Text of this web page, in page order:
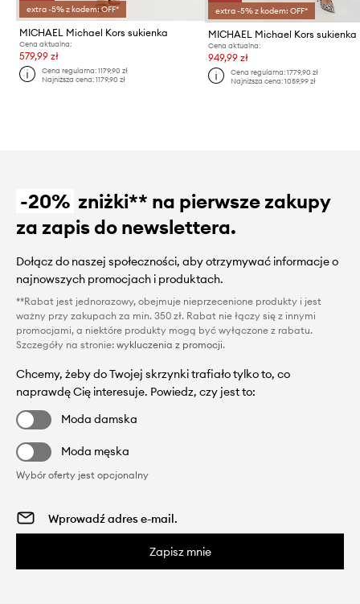
extra -5% z kodem: OFF*
MICHAEL Michael Kors sukienka
Cena aktualna:
579,99 zł
Cena regularna:1179,90 zł
Najniższa cena:1179,90 zł
extra -5% z kodem: OFF*
MICHAEL Michael Kors sukienka
Cena aktualna:
949,99 zł
Cena regularna: 1779,90 zł
Najniższa cena: 1059,99 zł
-20% zniżki** na pierwsze zakupy
za zapis do newslettera.
Dołącz do naszej społeczności, aby otrzymywać informacje o
najnowszych promocjach i produktach.
**Rabat jest jednorazowy, obejmuje nieprzecenione produkty i jest
ważny przy zakupach za min. 350 zł. Rabat nie łączy się z innymi
promocjami, a niektóre produkty mogą być wyłączone z rabatu.
Szczegóły na stronie: wykluczenia z promocji.
Chcemy, żeby do Twojej skrzynki trafiało tylko to, co
naprawdę Cię interesuje. Powiedz, czy jest to:
Moda damska
Moda męska
Wybór oferty jest opcjonalny
Zapisz mnie